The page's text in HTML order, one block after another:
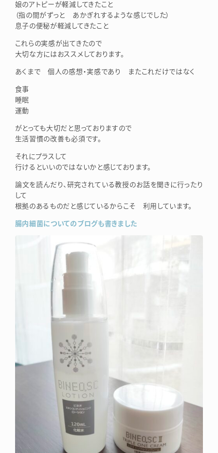
娘のアトピーが軽減してきたこと
（指の間がずっと あかぎれするような感じでした）
息子の便秘が軽減してきたこと
これらの実感が出てきたので
大切な方にはおススメしております。
あくまで 個人の感想・実感であり またこれだけではなく
食事
睡眠
運動
がとっても大切だと思っておりますので
生活習慣の改善も必須です。
それにプラスして
行けるといいのではないかと感じております。
論文を読んだり、研究されている教授のお話を聞きに行ったり
して
根拠のあるものだと感じているからこそ 利用しています。
腸内細菌についてのブログも書きました